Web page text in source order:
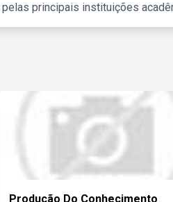
principais instituições
Produção Do Conhecimento